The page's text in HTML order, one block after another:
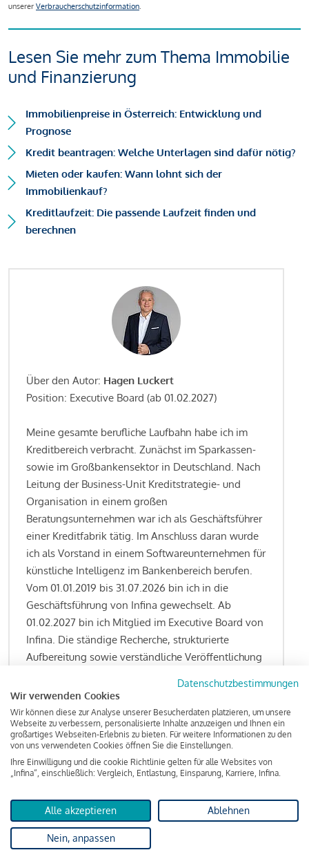
unserer Verbraucherschutzinformation.
Lesen Sie mehr zum Thema Immobilie
und Finanzierung
Immobilienpreise in Österreich: Entwicklung und
Prognose
Kredit beantragen: Welche Unterlagen sind dafür nötig?
Mieten oder kaufen: Wann lohnt sich der
Immobilienkauf?
Kreditlaufzeit: Die passende Laufzeit finden und
berechnen
Über den Autor: Hagen Luckert
Position: Executive Board (ab 01.02.2027)
Meine gesamte berufliche Laufbahn habe ich im
Kreditbereich verbracht. Zunächst im Sparkassen-
sowie im Großbankensektor in Deutschland. Nach
Leitung der Business-Unit Kreditstrategie- und
Organisation in einem großen
Beratungsunternehmen war ich als Geschäftsführer
einer Kreditfabrik tätig. Im Anschluss daran wurde
ich als Vorstand in einem Softwareunternehmen für
künstliche Intelligenz im Bankenbereich berufen.
Vom 01.01.2019 bis 31.07.2026 bin ich in die
Geschäftsführung von Infina gewechselt. Ab
01.02.2027 bin ich Mitglied im Executive Board von
Infina. Die ständige Recherche, strukturierte
Aufbereitung sowie verständliche Veröffentlichung
Kreditgeschäft gehören zu den wesentlichen
Schwerpunktsetzungen meiner Funktion.
Lesen Sie meine Finanzierungs-Tipps
KreditindexDas Wohnkredit Barometer
Datenschutzbestimmungen
Wir verwenden Cookies
Wir können diese zur Analyse unserer Besucherdaten platzieren, um unsere
Webseite zu verbessern, personalisierte Inhalte anzuzeigen und Ihnen ein
großartiges Webseiten-Erlebnis zu bieten. Für weitere Informationen zu den
von uns verwendeten Cookies öffnen Sie die Einstellungen.
Ihre Einwilligung und die cookie Richtlinie gelten für alle Websites von
„Infina“, einschließlich: Vergleich, Entlastung, Einsparung, Karriere, Infina.
Alle akzeptieren Ablehnen
Nein, anpassen